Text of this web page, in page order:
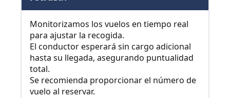
Monitorizamos los vuelos en tiempo real
para ajustar la recogida.
El conductor esperará sin cargo adicional
hasta su llegada, asegurando puntualidad
total.
Se recomienda proporcionar el número de
vuelo al reservar.